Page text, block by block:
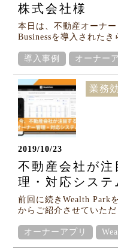
株式会社様
本日は、不動産オーナ
Businessを導入された
導入事例 オーナー
業務
2019/10/23
不動産会社が注
理・対応システ
前回に続きWealth Park
からご紹介させていた
オーナーアプリ